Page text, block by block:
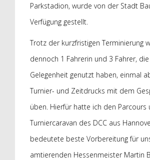
Parkstadion, wurde von der Stadt
Verfügung gestellt.
Trotz der kurzfristigen Terminierung
dennoch 1 Fahrerin und 3 Fahrer,
Gelegenheit genutzt haben, einmal
Turnier- und Zeitdrucks mit dem
üben. Hierfür hatte ich den Parcours
Turniercaravan des DCC aus
bedeutete beste Vorbereitung für
amtierenden Hessenmeister Martin